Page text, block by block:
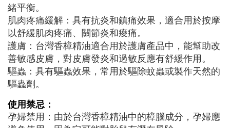
緒平衡。
肌肉疼痛緩解：具有抗炎和鎮痛效果，適合用於按摩
以舒緩肌肉疼痛、關節炎和痠痛。
護膚：台灣香樟精油適合用於護膚產品中，能幫助改
善敏感皮膚，對皮膚發炎和過敏反應有舒緩作用。
驅蟲：具有驅蟲效果，常用於驅除蚊蟲或製作天然的
驅蟲劑。
使用禁忌：
孕婦禁用：由於台灣香樟精油中的樟腦成分，孕婦應